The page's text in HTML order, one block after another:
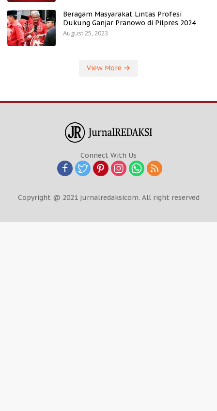
Beragam Masyarakat Lintas Profesi
Dukung Ganjar Pranowo di Pilpres 2024
August 25, 2023
View More
Connect With Us
Copyright @ 2021 jurnalredaksicom. All right reserved